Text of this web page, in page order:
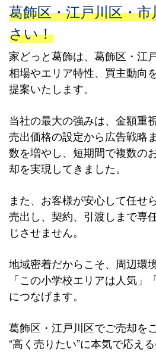
葛飾区・江戸川区・
さい！
家どっと葛飾は、葛飾区・江
相場やエリア特性、買主動向
提案いたします。
当社の最大の強みは、金額重
売出価格の設定から広告戦略
数を増やし、短期間で複数の
却を実現してきました。
また、お客様が安心して任せ
売出し、契約、引渡しまで専
じさせません。
地域密着だからこそ、周辺環
「この小学校エリアは人気
につなげます。
葛飾区・江戸川区でご売却を
“高く売りたい”に本気で応え